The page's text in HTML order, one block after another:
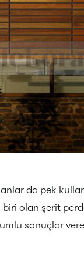
da pek
olan şerit
sonuçlar